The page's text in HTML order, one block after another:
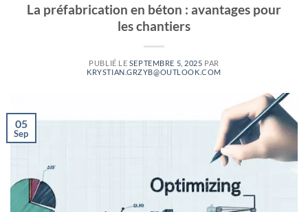
La préfabrication en béton : avantages pour
les chantiers
PUBLIÉ LE SEPTEMBRE 5, 2025 PAR
KRYSTIAN.GRZYB@OUTLOOK.COM
05
Sep